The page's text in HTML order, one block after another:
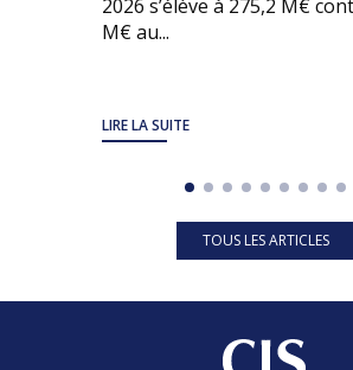
2026 s’élève à 275,2 M€
M€ au...
LIRE LA SUITE
TOUS LES ARTICLES